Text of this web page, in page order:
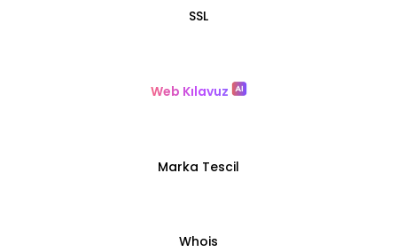
SSL
Web Kılavuz
Marka Tescil
Whois